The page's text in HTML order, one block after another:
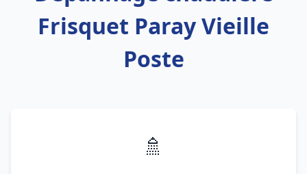
Frisquet Paray Vieille
Poste
🚿